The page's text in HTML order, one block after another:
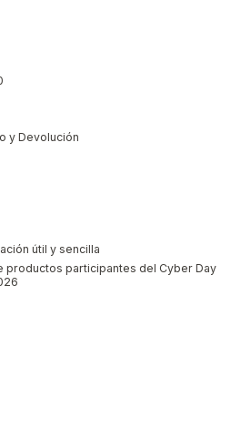
y Devolución
útil y sencilla
productos participantes del Cyber Day